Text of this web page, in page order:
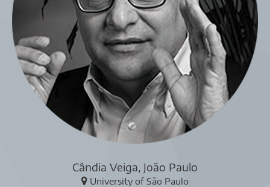
Cândia Veiga, João Paulo
University of São Paulo